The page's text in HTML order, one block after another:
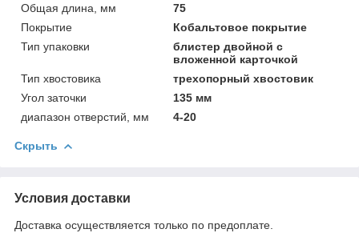
Общая длина, мм
75
Покрытие
Кобальтовое покрытие
Тип упаковки
блистер двойной с
вложенной карточкой
Тип хвостовика
трехопорный хвостовик
Угол заточки
135 мм
диапазон отверстий, мм
4-20
Скрыть
Условия доставки
Доставка осуществляется только по предоплате.